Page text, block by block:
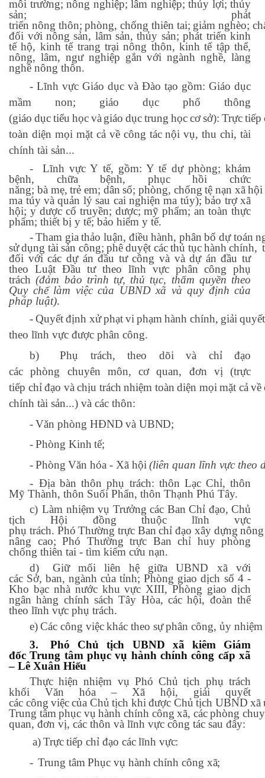
môi trường; nông nghiệp; lâm nghiệp; thủy lợi; thủy
sản; phát
triển nông thôn; phòng, chống thiên tai; giảm nghèo;
đối với nông sản, lâm sản, thủy sản; phát triển kinh
tế hộ, kinh tế trang trại nông thôn, kinh tế tập thể,
nông, lâm, ngư nghiệp gắn với ngành nghề, làng
nghề nôngthôn.
- Lĩnh vực Giáo dục và Đào tạo gồm: Giáo dục
mầm non; giáo dục phổ thông
(giáo dụctiểu học và giáo dụctrung họccơsở): Trực tiếp
toàn diện mọi mặt cả về công tác nội vụ, thu chi, tài
chính tài sản...
-
Lĩnh vực Y tế, gồm: Y tế dự phòng; khám
bệnh, chữa bệnh, phục hồi chức
năng; bà mẹ, trẻ em; dân số; phòng, chống tệ nạn xã hội
ma túy và quản lý sau cai nghiện ma túy); bảo trợ xã
hội; y dược cổ truyền; dược; mỹ phẩm; an toàn thực
phẩm; thiết bị y tế; bảo hiểm y tế.
-Tham gia thảo luận, điều hành, phân bổ dự toán
sử dụng tài sản công; phê duyệt các thủ tục hành chính,
đối với các dự án đầu tư công và và dự án đầu tư
theo Luật Đầu tư theo lĩnh vực phân công phụ
trách(đảm bảo trình tự, thủ tục, thẩm quyền theo
Quy chế làm việc của UBND xã và quy định của
pháp luật).
-Quyết định xử phạt vi phạm hành chính, giải quyết
theo lĩnh vực được phân công.
b)
Phụ trách, theo dõi
và chỉ đạo
các phòng chuyên môn, cơ quan, đơn vị (trực
tiếp chỉ đạo và chịu trách nhiệm toàn diện mọi mặt cả về
chính tài sản...) và các thôn:
-Văn phòng HĐND và UBND;
-Phòng Kinh tế;
-Phòng Văn hóa - Xã hội (liên quan lĩnh vực theo
- Địa bàn thôn phụ trách: thôn Lạc Chỉ, thôn
Mỹ Thành, thôn Suối Phẩn, thôn Thạnh Phú Tây.
c) Làm nhiệm vụ Trưởng các Ban Chỉ đạo, Chủ
tịch Hội đồng thuộc lĩnh vực
phụ trách. Phó Thường trực Ban chỉ đạo xây dựng nông
nâng cao; Phó Thường trực Ban chỉ huy phòng
chống thiên tai - tìm kiếm cứu nạn.
d)
Giữ mối liên hệ giữa UBND xã
với
các Sở, ban, ngành của tỉnh; Phòng giao dịch số 4 -
Kho bạc nhà nước khu vực XIII, Phòng giao dịch
ngân hàng chính sách Tây Hòa, các hội, đoàn thể
theo lĩnh vực phụ trách.
e)Các công việc khác theo sự phân công, ủy nhiệm
3.
Phó Chủ tịch UBND xã kiêm Giám
đốc Trung tâm phục vụ hành chính công cấp xã
– Lê Xuân Hiếu
Thực hiện nhiệm vụ Phó Chủ tịch phụ trách
khối Văn hóa – Xã hội, giải quyết
các công việc của Chủ tịch khi được Chủ tịch UBND xã
Trung tâm phục vụ hành chính công xã, các phòng
quan, đơn vị, các thôn và lĩnh vực công tác sau đây:
a) Trực tiếp chỉ đạo các lĩnh vực:
- Trung tâm Phục vụ hành chính công xã;